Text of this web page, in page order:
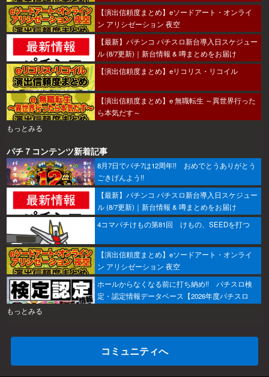
【演出信頼度まとめ】eソードアート・オンライ
ン アリシゼーション 夜空
【最新】パチンコ パチスロ新台導入日スケジュー
ル (8/7更新)｜新台情報 & 噂まとめをお届け
【演出信頼度まとめ】eリコリス・リコイル
【演出信頼度まとめ】e 無職転生 ～異世界行った
ら本気だす～
もっとみる
パチ７コンテンツ新着記事
8月7日でパチ7は12周年!! おめでとうありがとう
ごきげんよう!!
【最新】パチンコ パチスロ新台導入日スケジュー
ル (8/7更新)｜新台情報 & 噂まとめをお届け
4コマパチけもの第81回 けもの、SEEDを打つ
【演出信頼度まとめ】eソードアート・オンライ
ン アリシゼーション 夜空
ホールからなくなる前に打ち納め!! パチスロ検
定・認定情報データベース【2026年度パチスロ
もっとみる
コミュニティへ